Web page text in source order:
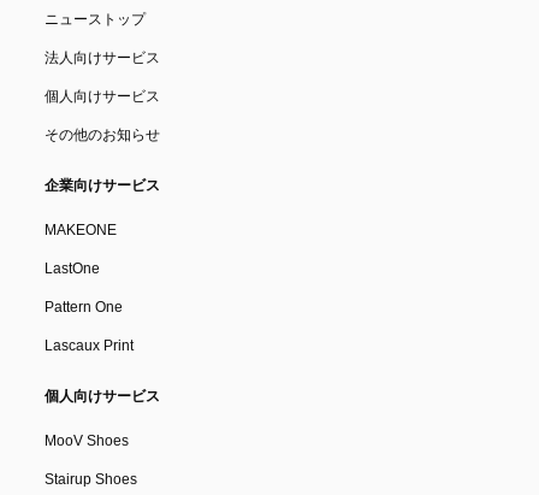
ニューストップ
法人向けサービス
個人向けサービス
その他のお知らせ
企業向けサービス
MAKEONE
LastOne
Pattern One
Lascaux Print
個人向けサービス
MooV Shoes
Stairup Shoes